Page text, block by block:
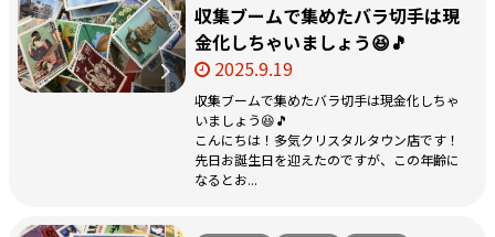
収集ブームで集めたバラ切手は現
金化しちゃいましょう😆🎵
2025.9.19
収集ブームで集めたバラ切手は現金化しちゃ
いましょう😆🎵
こんにちは！多気クリスタルタウン店です！
先日お誕生日を迎えたのですが、この年齢に
なるとお...